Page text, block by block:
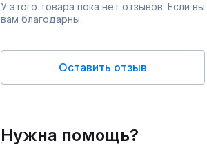
У этого товара пока нет отзывов. Если
вам благодарны.
Оставить отзыв
Нужна помощь?